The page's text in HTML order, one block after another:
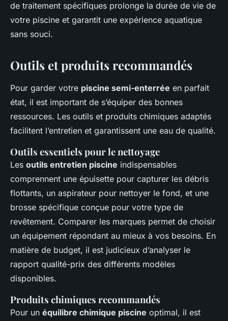
de traitement spécifiques prolonge la durée de vie de
votre piscine et garantit une expérience aquatique
sans souci.
Outils et produits recommandés
Pour garder votre piscine semi-enterrée en parfait
état, il est important de s’équiper des bonnes
ressources. Les outils et produits chimiques adaptés
facilitent l’entretien et garantissent une eau de qualité.
Outils essentiels pour le nettoyage
Les outils entretien piscine indispensables
comprennent une épuisette pour capturer les débris
flottants, un aspirateur pour nettoyer le fond, et une
brosse spécifique conçue pour votre type de
revêtement. Comparer les marques permet de choisir
un équipement répondant au mieux à vos besoins. En
matière de budget, il est judicieux d’analyser le
rapport qualité-prix des différents modèles
disponibles.
Produits chimiques recommandés
Pour un équilibre chimique piscine optimal, il est